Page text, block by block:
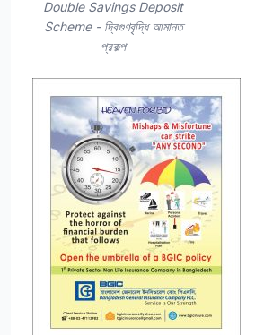
Double Savings Deposit
Scheme - দ্বিগুণবৃদ্ধি আমানত
প্রকল্প